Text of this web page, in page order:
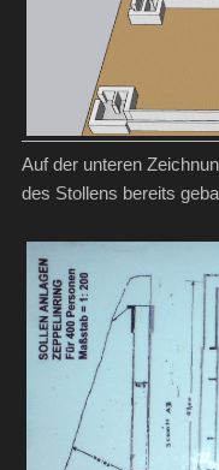
Auf der unteren
des Stollens bereits